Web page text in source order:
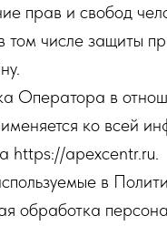
прав и свобод
том числе защиты
Оператора в
ко всей
https://apexcentr.ru.
в
обработка